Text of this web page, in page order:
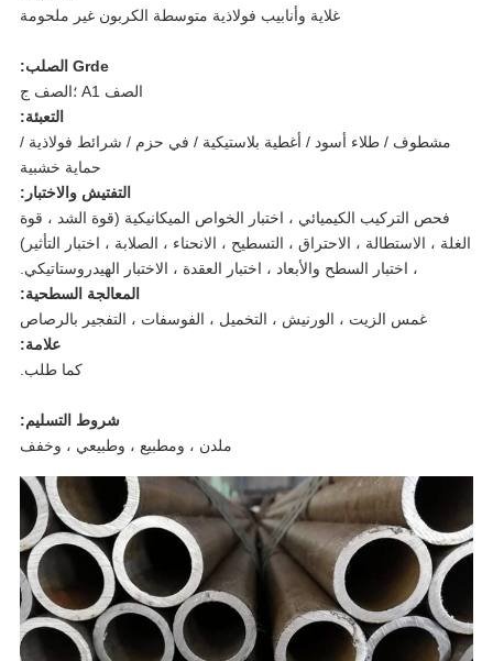
غلاية وأنابيب فولاذية متوسطة الكربون غير ملحومة
Grde الصلب:
الصف A1 ؛الصف ج
التعبئة:
مشطوف / طلاء أسود / أغطية بلاستيكية / في حزم / شرائط فولاذية /
حماية خشبية
التفتيش والاختبار:
فحص التركيب الكيميائي ، اختبار الخواص الميكانيكية (قوة الشد ، قوة
، الاستطالة ، الاحتراق ، التسطيح ، الانحناء ، الصلابة ، اختبار التأثير)
، اختبار السطح والأبعاد ، اختبار العقدة ، الاختبار الهيدروستاتيكي.
المعالجة السطحية:
غمس الزيت ، الورنيش ، التخميل ، الفوسفات ، التفجير بالرصاص
علامة:
كما طلب.
شروط التسليم:
ملدن ، ومطبيع ، وطبيعي ، وخفف